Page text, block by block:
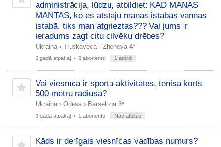
administrācija, lūdzu, atbildiet: KAD MANAS
MANTAS, ko es atstāju manas istabas vannas
istabā, tiks man atgrieztas??? Vai jums ir
ieradums zagt citu cilvēku drēbes?
Ukraina › Truskaveca › Zheneva 4*
2 gadā atpakaļ • 2 abonents 1 atbildi
Vai viesnīcā ir sporta aktivitātes, tenisa korts
500 metru rādiusā?
Ukraina › Odesa › Barselona 3*
3 gadā atpakaļ • 1 abonents Nav atbilžu
Kāds ir derīgais viesnīcas vadības numurs?